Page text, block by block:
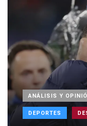
ANÁLISIS Y
DEPORTES